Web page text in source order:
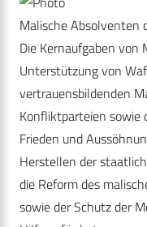
Malische Absolventen
Die Kernaufgaben von
Unterstützung von
vertrauensbildenden
Konfliktparteien sowie
Frieden und
Herstellen der
die Reform des
sowie der Schutz der